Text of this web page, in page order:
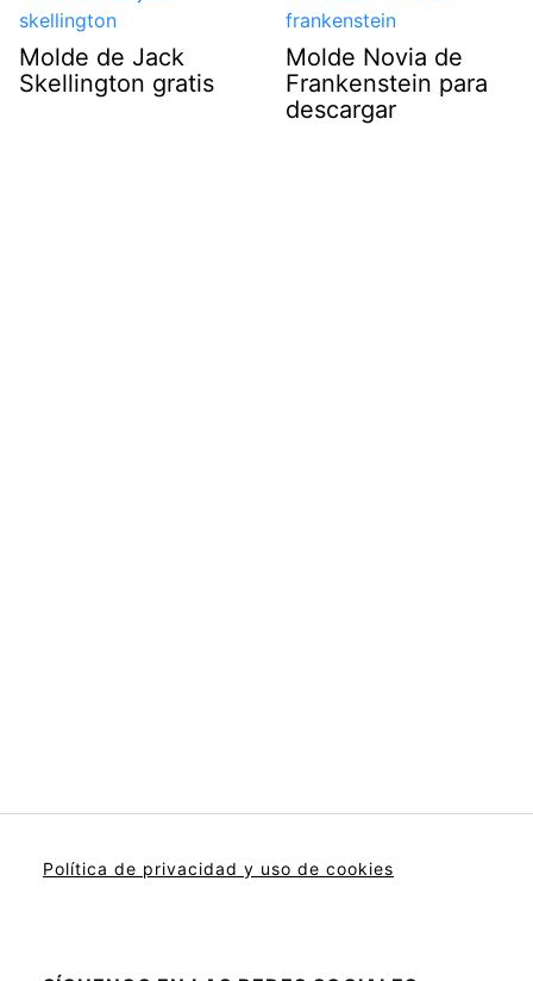
Molde de Jack
Skellington gratis
Molde Novia de
Frankenstein para
descargar
Política de privacidad y uso de cookies